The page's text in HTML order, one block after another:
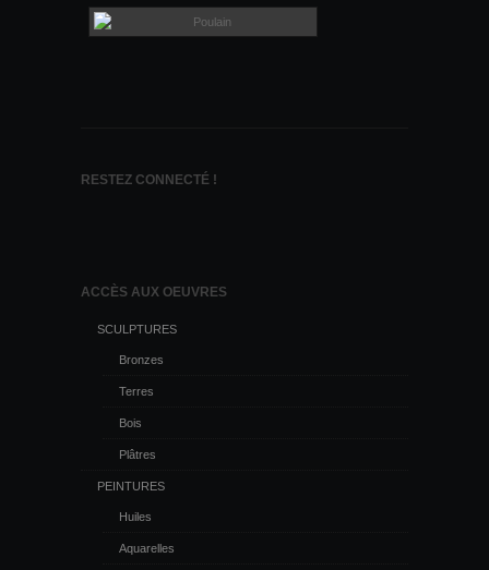
RESTEZ CONNECTÉ !
ACCÈS AUX OEUVRES
SCULPTURES
Bronzes
Terres
Bois
Plâtres
PEINTURES
Huiles
Aquarelles